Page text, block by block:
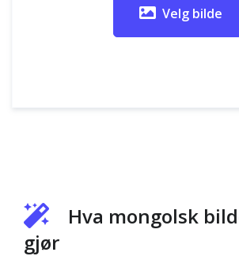
Velg bilde
Hva mongolsk
gjør